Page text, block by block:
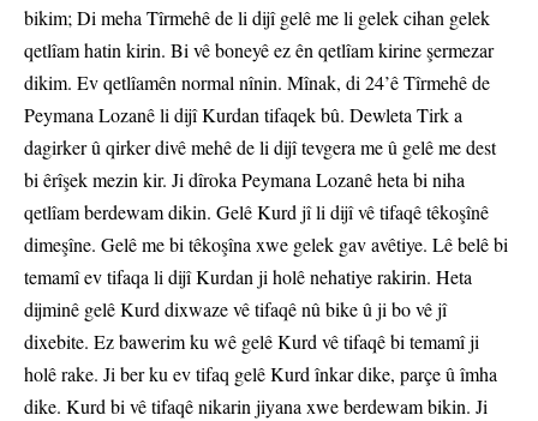
bikim; Di meha Tîrmehê de li dijî gelê me li gelek cihan gelek
qetlîam hatin kirin. Bi vê boneyê ez ên qetlîam kirine şermezar
dikim. Ev qetlîamên normal nînin. Mînak, di 24’ê Tîrmehê de
Peymana Lozanê li dijî Kurdan tifaqek bû. Dewleta Tirk a
dagirker û qirker divê mehê de li dijî tevgera me û gelê me dest
bi êrîşek mezin kir. Ji dîroka Peymana Lozanê heta bi niha
qetlîam berdewam dikin. Gelê Kurd jî li dijî vê tifaqê têkoşînê
dimeşîne. Gelê me bi têkoşîna xwe gelek gav avêtiye. Lê belê bi
temamî ev tifaqa li dijî Kurdan ji holê nehatiye rakirin. Heta
dijminê gelê Kurd dixwaze vê tifaqê nû bike û ji bo vê jî
dixebite. Ez bawerim ku wê gelê Kurd vê tifaqê bi temamî ji
holê rake. Ji ber ku ev tifaq gelê Kurd înkar dike, parçe û îmha
dike. Kurd bi vê tifaqê nikarin jiyana xwe berdewam bikin. Ji